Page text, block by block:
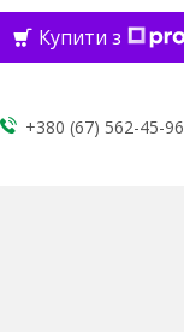
Купити з
+380 (67) 562-45-96